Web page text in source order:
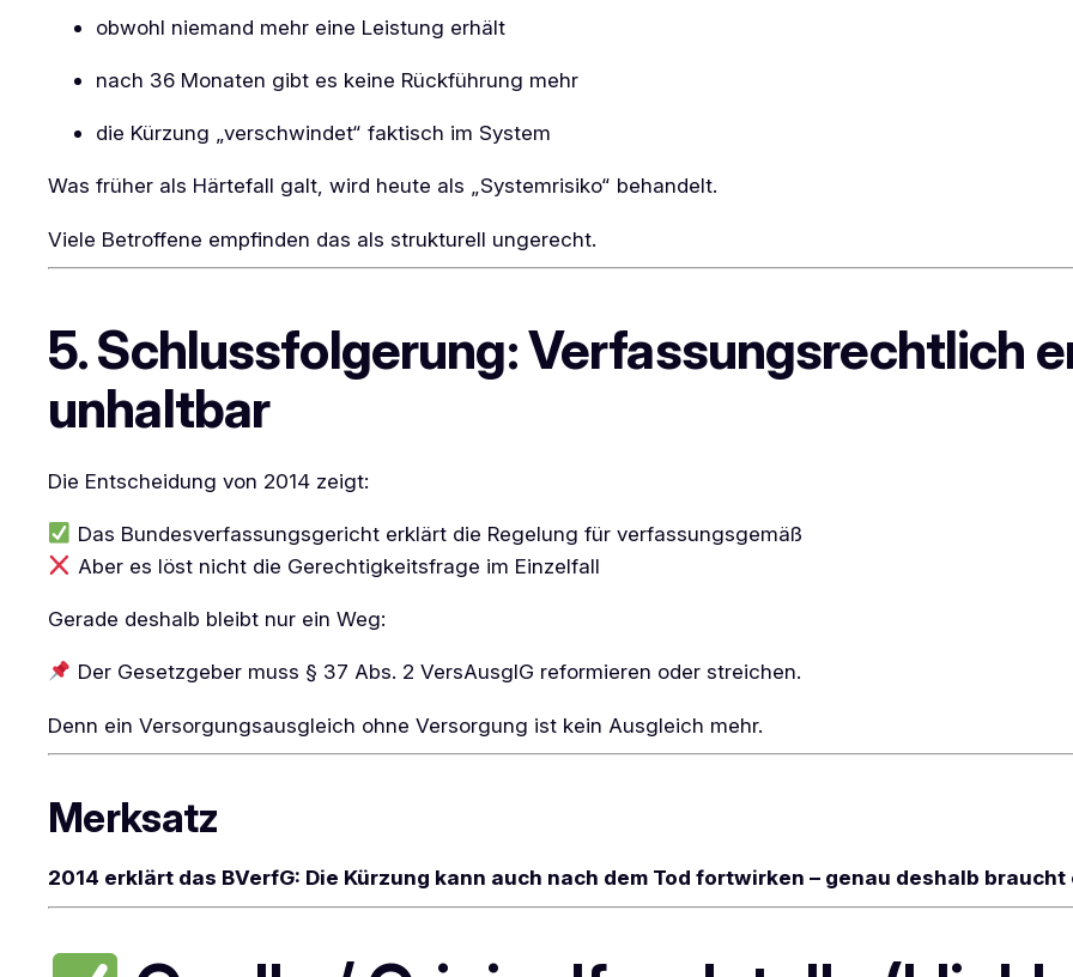
obwohl niemand mehr eine Leistung erhält
nach 36 Monaten gibt es keine Rückführung mehr
die Kürzung „verschwindet“ faktisch im System
Was früher als Härtefall galt, wird heute als „Systemrisiko“ behandelt.
Viele Betroffene empfinden das als strukturell ungerecht.
5. Schlussfolgerung: Verfassungsrechtlich
unhaltbar
Die Entscheidung von 2014 zeigt:
Das Bundesverfassungsgericht erklärt die Regelung für verfassungsgemäß
Aber es löst nicht die Gerechtigkeitsfrage im Einzelfall
Gerade deshalb bleibt nur ein Weg:
Der Gesetzgeber muss § 37 Abs. 2 VersAusglG reformieren oder streichen.
Denn ein Versorgungsausgleich ohne Versorgung ist kein Ausgleich mehr.
Merksatz
2014 erklärt das BVerfG: Die Kürzung kann auch nach dem Tod fortwirken – genau deshalb